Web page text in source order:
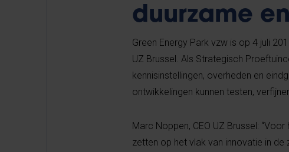
duurzame
Green Energy Park vzw is op 4 juli
UZ Brussel. Als Strategisch
kennisinstellingen, overheden en
ontwikkelingen kunnen testen,
Marc Noppen, CEO UZ Brussel:
zetten op het vlak van innovatie in de